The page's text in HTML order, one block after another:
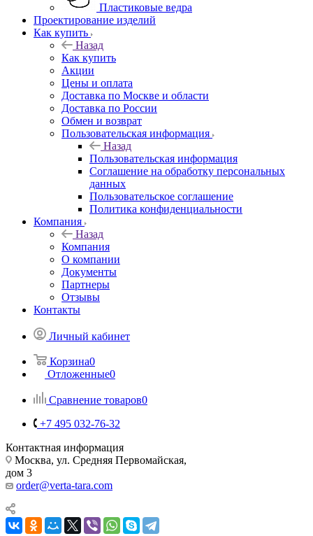
Пластиковые ведра
Проектирование изделий
Как купить
Назад
Как купить
Акции
Цены и оплата
Доставка по Москве и области
Доставка по России
Обмен и возврат
Пользовательская информация
Назад
Пользовательская информация
Соглашение на обработку персональных
данных
Пользовательское соглашение
Политика конфиденциальности
Компания
Назад
Компания
О компании
Документы
Партнеры
Отзывы
Контакты
Личный кабинет
Корзина0
Отложенные0
Сравнение товаров0
+7 495 032-76-32
Контактная информация
Москва, ул. Средняя Первомайская,
дом 3
order@verta-tara.com